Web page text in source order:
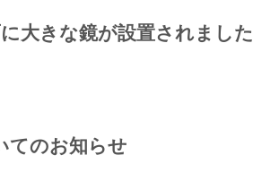
大きな鏡が設置されました
てのお知らせ